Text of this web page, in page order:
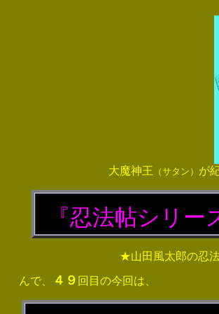
大魔神王 （サタン） が
『忍法帖シリー
★山田風太郎の忍法帖シリー
んで、 ４９ 回目の今回は、